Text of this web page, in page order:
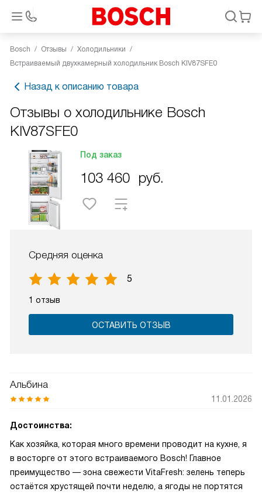
Bosch Отзывы
Холодильники
Встраиваемый двухкамерный холодильник Bosch KIV87SFE0
Назад к описанию товара
Отзывы о холодильнике Bosch
KIV87SFE0
Под заказ
103 460 руб.
Средняя оценка
5
1 отзыв
ОСТАВИТЬ ОТЗЫВ
Альбина
11.01.2026
Достоинства:
Как хозяйка, которая много времени проводит на кухне, я
в восторге от этого встраиваемого Bosch! Главное
преимущество — зона свежести VitaFresh: зелень теперь
остаётся хрустящей почти неделю, а ягоды не портятся